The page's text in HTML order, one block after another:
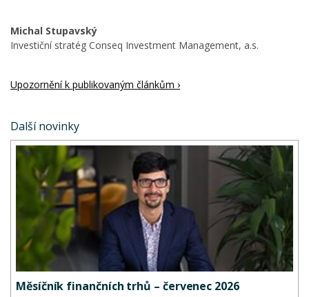
Michal Stupavský
Investiční stratég Conseq Investment Management, a.s.
Upozornění k publikovaným článkům ›
Další novinky
Měsíčník finančních trhů – červenec 2026